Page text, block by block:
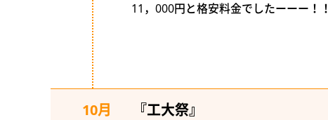
11，000円と格安料金でしたーーー！！
10月 『工大祭』